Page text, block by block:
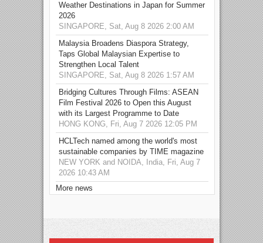
Weather Destinations in Japan for Summer
2026
SINGAPORE, Sat, Aug 8 2026 2:00 AM
Malaysia Broadens Diaspora Strategy,
Taps Global Malaysian Expertise to
Strengthen Local Talent
SINGAPORE, Sat, Aug 8 2026 1:57 AM
Bridging Cultures Through Films: ASEAN
Film Festival 2026 to Open this August
with its Largest Programme to Date
HONG KONG, Fri, Aug 7 2026 12:05 PM
HCLTech named among the world's most
sustainable companies by TIME magazine
NEW YORK and NOIDA, India, Fri, Aug 7
2026 10:43 AM
More news